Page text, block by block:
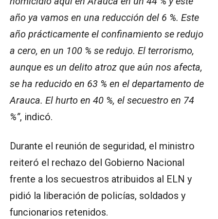
año ya vamos en una reducción del 6 %. Este
año prácticamente el confinamiento se redujo
a cero, en un 100 % se redujo. El terrorismo,
aunque es un delito atroz que aún nos afecta,
se ha reducido en 63 % en el departamento de
Arauca. El hurto en 40 %, el secuestro en 74
%”, indicó.
Durante el reunión de seguridad, el ministro
reiteró el rechazo del Gobierno Nacional
frente a los secuestros atribuidos al ELN y
pidió la liberación de policías, soldados y
funcionarios retenidos.